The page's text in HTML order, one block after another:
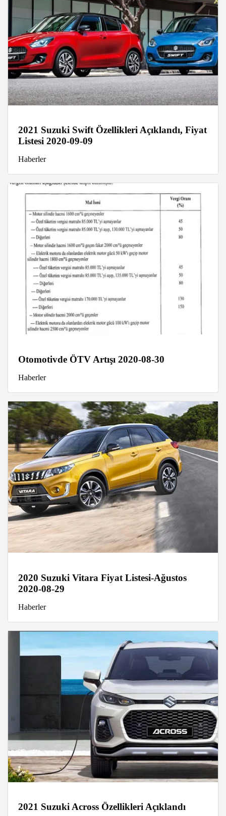
2021 Suzuki Swift Özellikleri Açıklandı, Fiyat
Listesi 2020-09-09
Haberler
Otomotivde ÖTV Artışı 2020-08-30
Haberler
2020 Suzuki Vitara Fiyat Listesi-Ağustos
2020-08-29
Haberler
2021 Suzuki Across Özellikleri Açıklandı